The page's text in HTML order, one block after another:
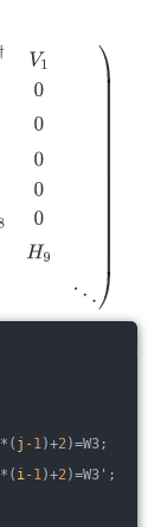
*( j -1 )+2 )=W3;
*( i -1 )+2 )=W3';